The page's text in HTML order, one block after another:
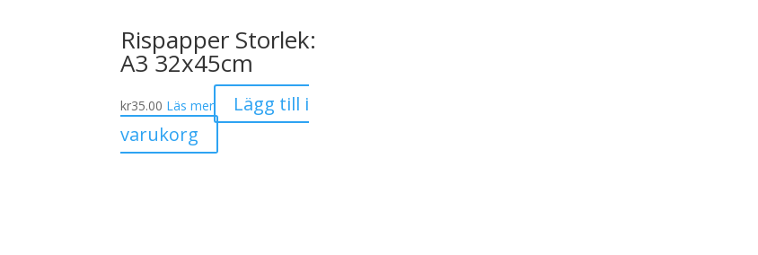
Rispapper Storlek:
A3 32x45cm
kr35.00 Läs mer
Lägg till i
varukorg